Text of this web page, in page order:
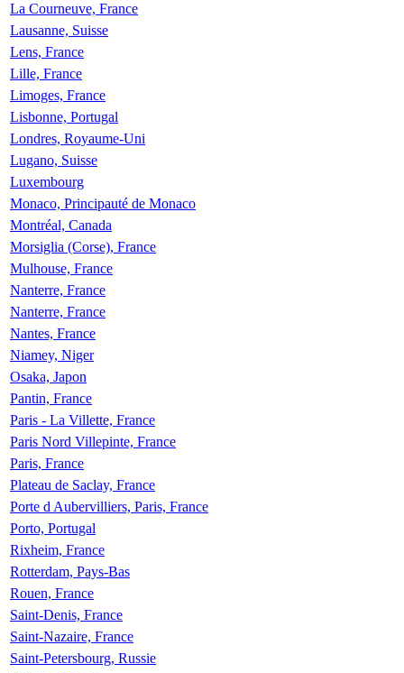
La Courneuve, France
Lausanne, Suisse
Lens, France
Lille, France
Limoges, France
Lisbonne, Portugal
Londres, Royaume-Uni
Lugano, Suisse
Luxembourg
Monaco, Principauté de Monaco
Montréal, Canada
Morsiglia (Corse), France
Mulhouse, France
Nanterre, France
Nanterre, France
Nantes, France
Niamey, Niger
Osaka, Japon
Pantin, France
Paris - La Villette, France
Paris Nord Villepinte, France
Paris, France
Plateau de Saclay, France
Porte d Aubervilliers, Paris, France
Porto, Portugal
Rixheim, France
Rotterdam, Pays-Bas
Rouen, France
Saint-Denis, France
Saint-Nazaire, France
Saint-Petersbourg, Russie